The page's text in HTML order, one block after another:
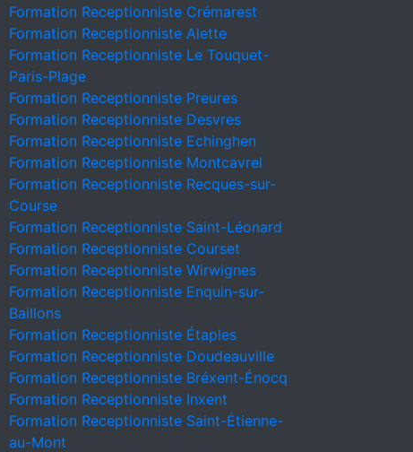
Formation Receptionniste Crémarest
Formation Receptionniste Alette
Formation Receptionniste Le Touquet-
Paris-Plage
Formation Receptionniste Preures
Formation Receptionniste Desvres
Formation Receptionniste Echinghen
Formation Receptionniste Montcavrel
Formation Receptionniste Recques-sur-
Course
Formation Receptionniste Saint-Léonard
Formation Receptionniste Courset
Formation Receptionniste Wirwignes
Formation Receptionniste Enquin-sur-
Baillons
Formation Receptionniste Étaples
Formation Receptionniste Doudeauville
Formation Receptionniste Bréxent-Énocq
Formation Receptionniste Inxent
Formation Receptionniste Saint-Étienne-
au-Mont